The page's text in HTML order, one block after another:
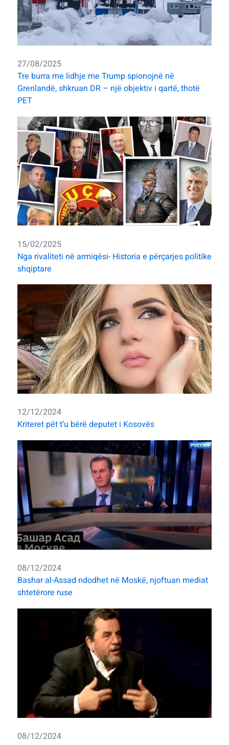
27/08/2025
Tre burra me lidhje me Trump spionojnë në
Grenlandë, shkruan DR – një objektiv i qartë, thotë
PET
15/02/2025
Nga rivaliteti në armiqësi- Historia e përçarjes politike
shqiptare
12/12/2024
Kriteret pët t’u bërë deputet i Kosovës
08/12/2024
Bashar al-Assad ndodhet në Moskë, njoftuan mediat
shtetërore ruse
08/12/2024